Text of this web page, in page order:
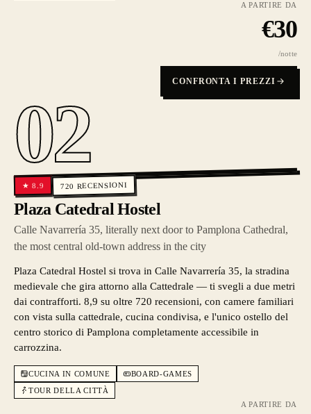
A PARTIRE DA
€30
/notte
CONFRONTA I PREZZI
02
★8.9 720 RECENSIONI
Plaza Catedral Hostel
Calle Navarrería 35, literally next door to Pamplona Cathedral,
the most central old-town address in the city
Plaza Catedral Hostel si trova in Calle Navarrería 35, la stradina
medievale che gira attorno alla Cattedrale — ti svegli a due metri
dai contrafforti. 8,9 su oltre 720 recensioni, con camere familiari
con vista sulla cattedrale, cucina condivisa, e l'unico ostello del
centro storico di Pamplona completamente accessibile in
carrozzina.
CUCINA IN COMUNE
BOARD-GAMES
TOUR DELLA CITTÀ
A PARTIRE DA